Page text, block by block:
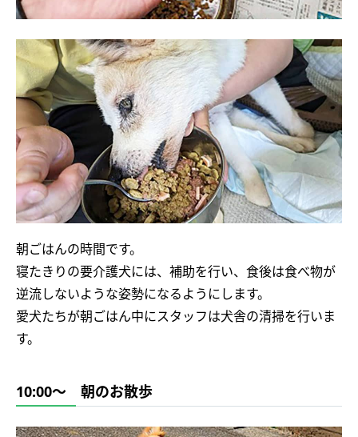
朝ごはんの時間です。
寝たきりの要介護犬には、補助を行い、食後は食べ物が
逆流しないような姿勢になるようにします。
愛犬たちが朝ごはん中にスタッフは犬舎の清掃を行いま
す。
10:00～ 朝のお散歩